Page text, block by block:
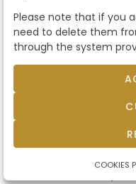
Bolígrafo
Alemania.
Please note that if you
need to delete them
through the system
COOKIES